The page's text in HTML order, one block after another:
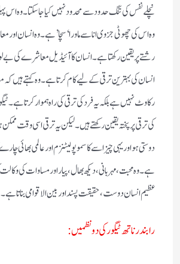
نچلے نفس کی تنگ حدود سے محدود نہیں کیا جا سکتا۔ وہ اس
وہ اس کی چھوٹی جزوی انا سے ماورا ‘سچا’ ہے۔ وہ انسان
رشتے پر یقین رکھتا ہے۔ انسان کا آئیڈیل معاشرے کی
انسان کی بہترین ترقی کے لیے کام کرتا ہے۔ وہ کہتے ہیں کہ
رکاوٹ نہیں ہے بلکہ یہ فرد کی ترقی کی راہ ہموار کرتا
کی ترقی پر پختہ یقین رکھتے ہیں۔ لیکن یہ ترقی اسی وقت
دوستی ہو اور یہی چیز اسے کاسموپولیٹنزم اور عالمی بھائی چارے
ہے۔ وہ محبت، مہربانی، دیکھ بھال، پیار اور مساوات کی
عظیم انسان دوست، حقیقت پسند اور بین الاقوامی بناتا ہے۔
رابندر ناتھ ٹیگور کی دو نظمیں :